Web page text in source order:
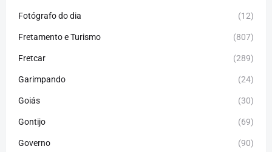
Fotógrafo do dia (12)
Fretamento e Turismo (807)
Fretcar (289)
Garimpando (24)
Goiás (30)
Gontijo (69)
Governo (90)